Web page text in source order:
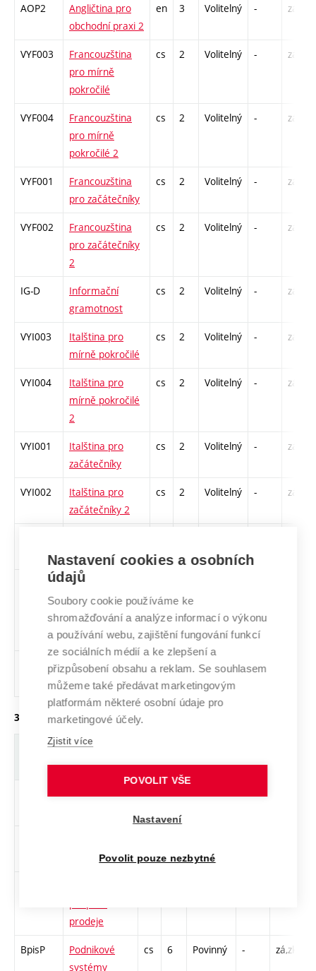
AOP2
Angličtina pro
obchodní praxi 2
en 3 Volitelný - zá,zk
VYF003
Francouzština
pro mírně
pokročilé
cs 2 Volitelný - zá
VYF004
Francouzština
pro mírně
pokročilé 2
cs 2 Volitelný - zá
VYF001
Francouzština
pro začátečníky
cs 2 Volitelný - zá
VYF002
Francouzština
pro začátečníky
2
cs 2 Volitelný - zá
IG-D
Informační
gramotnost
cs 2 Volitelný - zá
VYI003
Italština pro
mírně pokročilé
cs 2 Volitelný - zá
VYI004
Italština pro
mírně pokročilé
2
cs 2 Volitelný - zá
VYI001
Italština pro
začátečníky
cs 2 Volitelný - zá
VYI002
Italština pro
začátečníky 2
cs 2 Volitelný - zá
začátečníky 2
rrpnPD
Rozvoj a
realizace
podnikatelského
nápadu
VYS002
Španělština pro
začátečníky 2
cs 2 Volitelný -
3. ročník, zimní semestr
Zkratka Název
Kalkulace a
cs 5 Povinný -
prodeje
BpisP
Podnikové
systémy
cs 6 Povinný - zá,zk
Nastavení cookies a osobních
údajů
Soubory cookie používáme ke
shromažďování a analýze informací o výkonu
a používání webu, zajištění fungování funkcí
ze sociálních médií a ke zlepšení a
přizpůsobení obsahu a reklam. Se souhlasem
můžeme také předávat marketingovým
platformám některé osobní údaje pro
marketingové účely.
Zjistit více
POVOLIT VŠE
Nastavení
Povolit pouze nezbytné